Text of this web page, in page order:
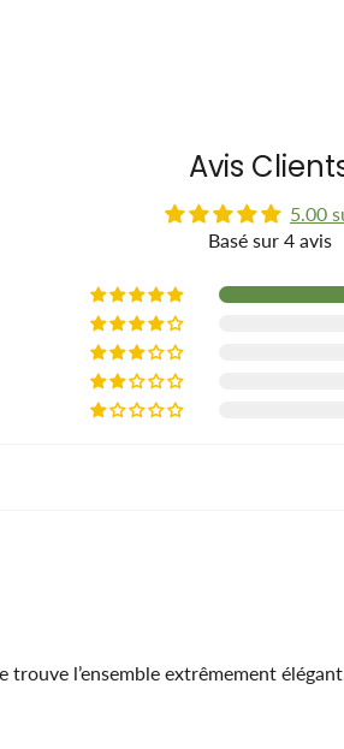
Avis
5.00
Basé sur 4 avis
l’ensemble extrêmement